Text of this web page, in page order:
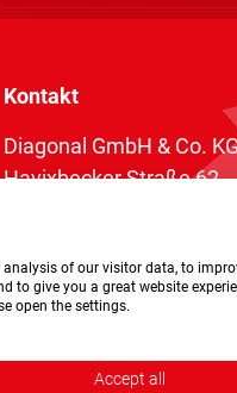
Kontakt
Diagonal GmbH & Co.
Havixbecker Straße 62
Telefax: +49 2534 970
of our visitor data, to
to give you a great website
open the settings.
Accept all